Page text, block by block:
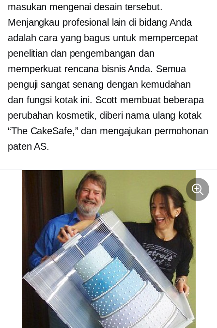
masukan mengenai desain tersebut.
Menjangkau profesional lain di bidang Anda
adalah cara yang bagus untuk mempercepat
penelitian dan pengembangan dan
memperkuat rencana bisnis Anda. Semua
penguji sangat senang dengan kemudahan
dan fungsi kotak ini. Scott membuat beberapa
perubahan kosmetik, diberi nama ulang kotak
“The CakeSafe,” dan mengajukan permohonan
paten AS.